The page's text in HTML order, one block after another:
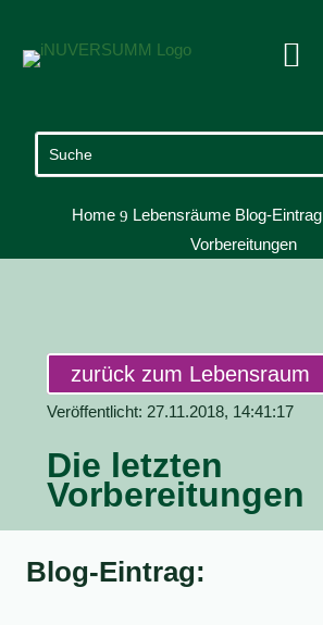

Home 9 Lebensräume Blog-Eintrag
Vorbereitungen
zurück zum Lebensraum
Veröffentlicht: 27.11.2018, 14:41:17
Die letzten
Vorbereitungen
Blog-Eintrag: